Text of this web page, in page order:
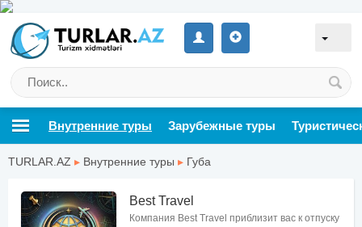
Внутренние туры Зарубежные туры
TURLAR.AZ ▸ Внутренние туры ▸ Губа
Best Travel
Компания Best Travel приблизит вас к отпуску